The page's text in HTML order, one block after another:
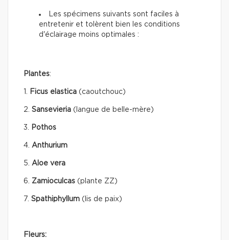
Les spécimens suivants sont faciles à
entretenir et tolèrent bien les conditions
d'éclairage moins optimales :
Plantes:
1. Ficus elastica (caoutchouc)
2. Sansevieria (langue de belle-mère)
3. Pothos
4. Anthurium
5. Aloe vera
6. Zamioculcas (plante ZZ)
7. Spathiphyllum (lis de paix)
Fleurs: